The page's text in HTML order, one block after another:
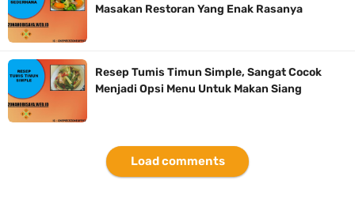
Masakan Restoran Yang Enak Rasanya
Resep Tumis Timun Simple, Sangat Cocok
Menjadi Opsi Menu Untuk Makan Siang
Load comments